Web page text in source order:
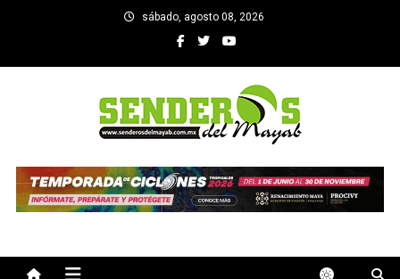
sábado, agosto 08, 2026
SENDEROS DEL MAYAB